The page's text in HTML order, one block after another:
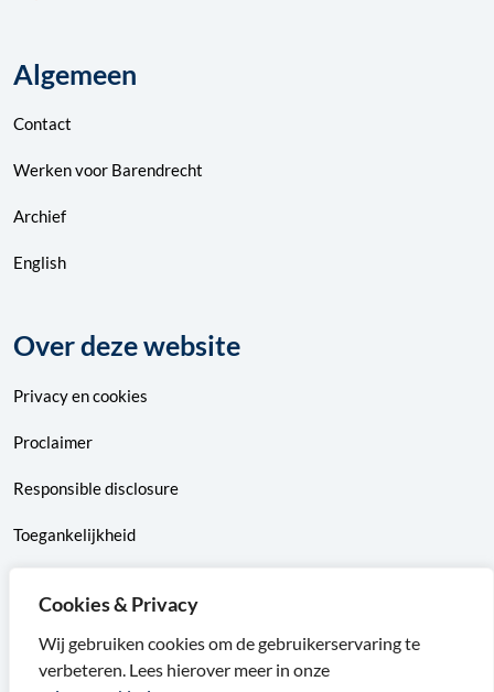
Cookies & Privacy
Wij gebruiken cookies om de gebruikerservaring te
verbeteren. Lees hierover meer in onze
Algemeen
Contact
Werken voor Barendrecht
Archief
English
Over deze website
Privacyencookies
Proclaimer
Responsible disclosure
Toegankelijkheid